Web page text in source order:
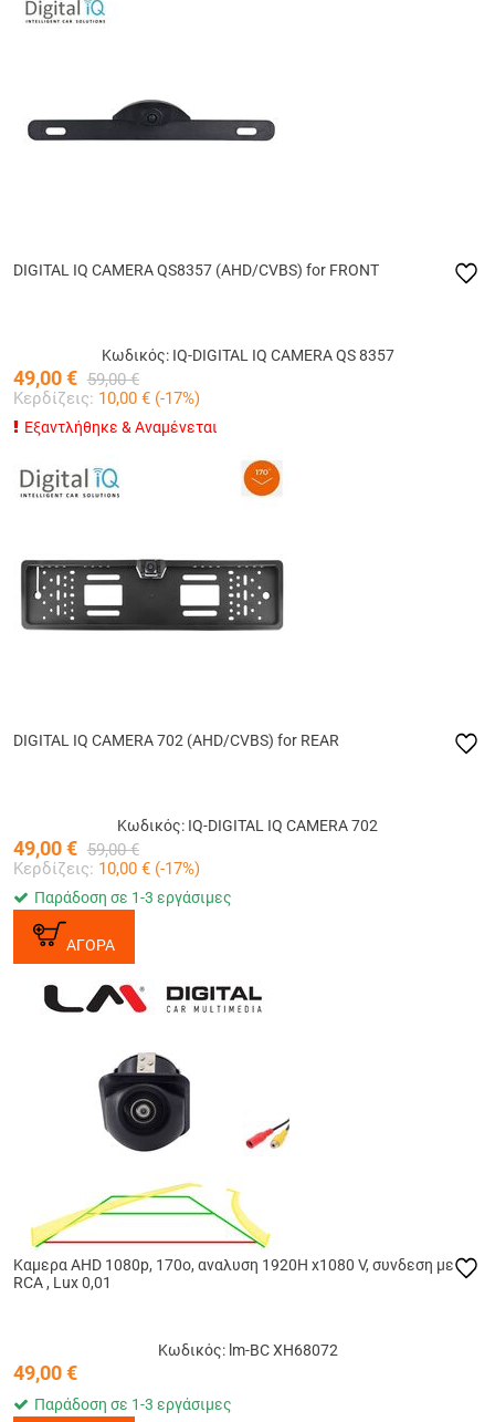
DIGITAL IQ CAMERA QS8357 (AHD/CVBS) for FRONT
Κωδικός: IQ-DIGITAL IQ CAMERA QS 8357
49,00€ 59,00 €
Κερδίζεις: 10,00 € (-17%)
Εξαντλήθηκε & Αναμένεται
DIGITAL IQ CAMERA 702 (AHD/CVBS) for REAR
Κωδικός: IQ-DIGITAL IQ CAMERA 702
49,00€ 59,00 €
Κερδίζεις: 10,00 € (-17%)
Παράδοση σε 1-3 εργάσιμες
ΑΓΟΡΑ
Καμερα AHD 1080p, 170o, αναλυση 1920Η x1080 V, συνδεση με
RCA , Lux 0,01
Κωδικός: lm-BC XH68072
49,00€
Παράδοση σε 1-3 εργάσιμες